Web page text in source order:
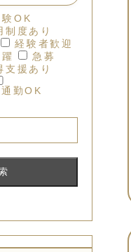
OK
度あり
経験者歓迎
急募
援あり
勤OK